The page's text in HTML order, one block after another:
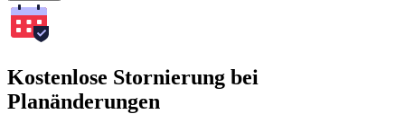
Kostenlose Stornierung bei
Planänderungen